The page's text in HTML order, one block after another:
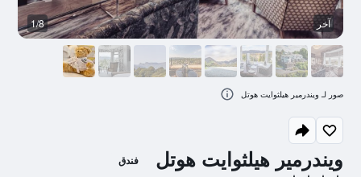
ويندرمير هيلثوايت هوتل فندق
آخر 1/8
صور لـ ويندرمير هيلثوايت هوتل